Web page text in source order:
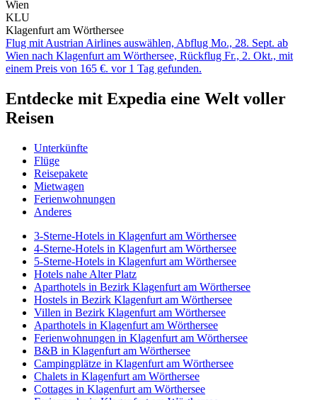
Wien
KLU
Klagenfurt am Wörthersee
Flug mit Austrian Airlines auswählen, Abflug Mo., 28. Sept. ab
Wien nach Klagenfurt am Wörthersee, Rückflug Fr., 2. Okt., mit
einem Preis von 165 €. vor 1 Tag gefunden.
Entdecke mit Expedia eine Welt voller
Reisen
Unterkünfte
Flüge
Reisepakete
Mietwagen
Ferienwohnungen
Anderes
3-Sterne-Hotels in Klagenfurt am Wörthersee
4-Sterne-Hotels in Klagenfurt am Wörthersee
5-Sterne-Hotels in Klagenfurt am Wörthersee
Hotels nahe Alter Platz
Aparthotels in Bezirk Klagenfurt am Wörthersee
Hostels in Bezirk Klagenfurt am Wörthersee
Villen in Bezirk Klagenfurt am Wörthersee
Aparthotels in Klagenfurt am Wörthersee
Ferienwohnungen in Klagenfurt am Wörthersee
B&B in Klagenfurt am Wörthersee
Campingplätze in Klagenfurt am Wörthersee
Chalets in Klagenfurt am Wörthersee
Cottages in Klagenfurt am Wörthersee